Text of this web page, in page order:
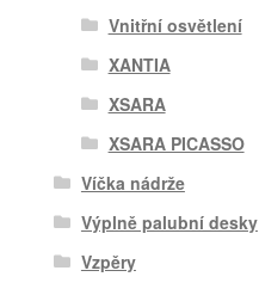
Vnitřní osvětlení
XANTIA
XSARA
XSARA PICASSO
Víčka nádrže
Výplně palubní desky
Vzpěry